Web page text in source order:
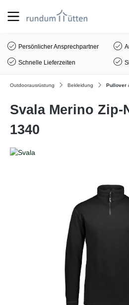
springen
Persönlicher Ansprechpartner
Schnelle Lieferzeiten
Outdoorausrüstung Bekleidung Pullover
Svala Merino Zip-
1340